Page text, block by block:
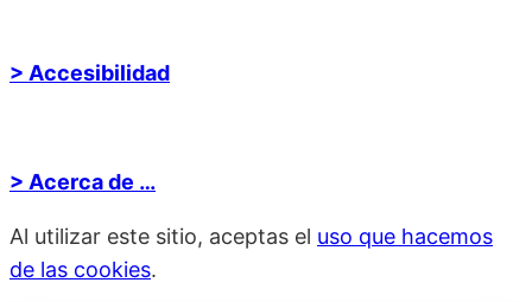
> Accesibilidad
> Acerca de …
Al utilizar este sitio, aceptas el uso que hacemos
de las cookies.